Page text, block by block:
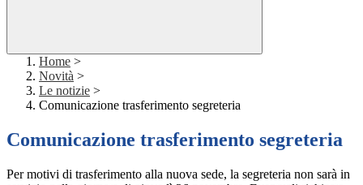
Home >
Novità >
Le notizie >
Comunicazione trasferimento segreteria
Comunicazione trasferimento segreteria
Per motivi di trasferimento alla nuova sede, la segreteria non sarà in